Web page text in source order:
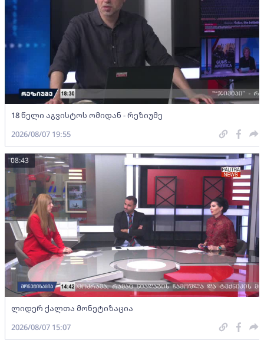
18 წელი აგვისტოს ომიდან - რეზიუმე
2026/08/07 19:55
ლიდერ ქალთა მონეტიზაცია
08:43
2026/08/07 15:07